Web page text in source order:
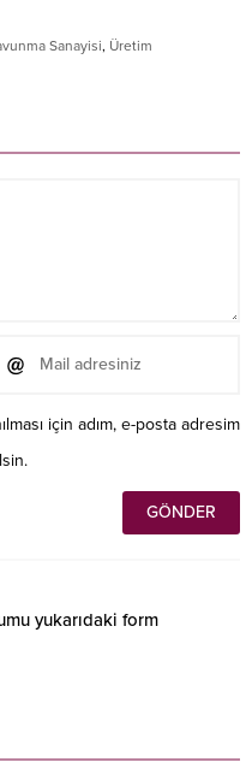
Sanayisi, Üretim
için adım, e-posta adresim
yukarıdaki form